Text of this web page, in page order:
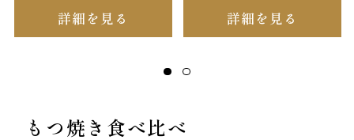
詳細を見る 詳細を見る
もつ焼き食べ比べ